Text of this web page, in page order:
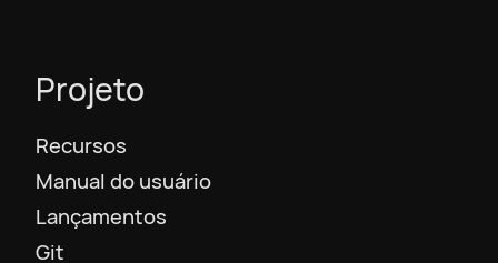
Projeto
Recursos
Manual do usuário
Lançamentos
Git